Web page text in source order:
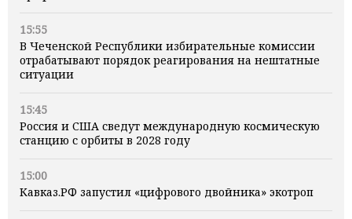
15:55
В Чеченской Республики избирательные комиссии
отрабатывают порядок реагирования на нештатные
ситуации
15:45
Россия и США сведут международную космическую
станцию с орбиты в 2028 году
15:00
Кавказ.РФ запустил «цифрового двойника» экотроп